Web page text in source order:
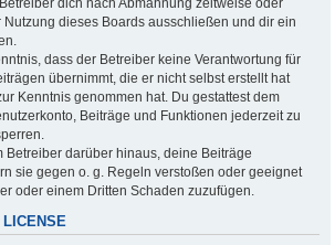
Nutzung dieses Boards ausschließen und dir ein
dass der Betreiber keine Verantwortung für
übernimmt, die er nicht selbst erstellt hat
Kenntnis genommen hat. Du gestattest dem
Beiträge und Funktionen jederzeit zu
Betreiber darüber hinaus, deine Beiträge
sie gegen o. g. Regeln verstoßen oder geeignet
oder einem Dritten Schaden zuzufügen.